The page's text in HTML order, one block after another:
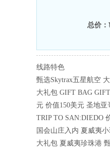
总价：
线路特色
甄选Skytrax五星航空
大礼包 GIFT BAG
元 价值150美元 圣地
TRIP TO SAN:DIEDO
国会山庄入内 夏威夷
大礼包 夏威夷珍珠港